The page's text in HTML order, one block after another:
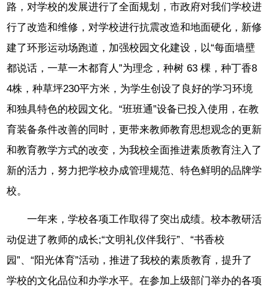
路，对学校的发展进行了全面规划，市政府对我们学校进
行了改造和维修，对学校进行抗震改造和地面硬化，新修
建了环形运动场跑道，加强校园文化建设，以“每面墙壁
都说话，一草一木都育人”为理念，种树 63 棵，种丁香8
4株，种草坪230平方米，为学生创设了良好的学习环境
和独具特色的校园文化。“班班通”设备已投入使用，在教
育装备条件改善的同时，更带来教师教育思想观念的更新
和教育教学方式的改变，为我校全面推进素质教育注入了
新的活力，努力把学校办成管理规范、特色鲜明的品牌学
校。
一年来，学校各项工作取得了突出成绩。校本教研活
动促进了教师的成长;“文明礼仪伴我行”、“书香校
园”、“阳光体育”活动，推进了我校的素质教育，提升了
学校的文化品位和办学水平。在参加上级部门举办的各项